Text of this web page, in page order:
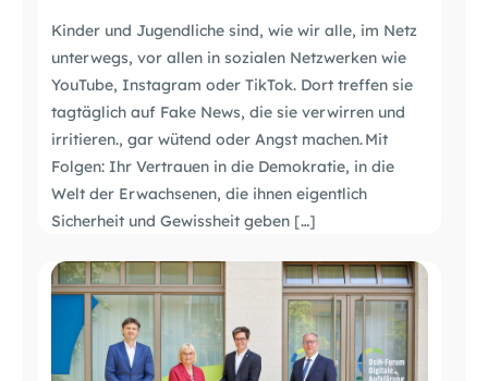
Kinder und Jugendliche sind, wie wir alle, im Netz
unterwegs, vor allen in sozialen Netzwerken wie
YouTube, Instagram oder TikTok. Dort treffen sie
tagtäglich auf Fake News, die sie verwirren und
irritieren., gar wütend oder Angst machen. Mit
Folgen: Ihr Vertrauen in die Demokratie, in die
Welt der Erwachsenen, die ihnen eigentlich
Sicherheit und Gewissheit geben […]